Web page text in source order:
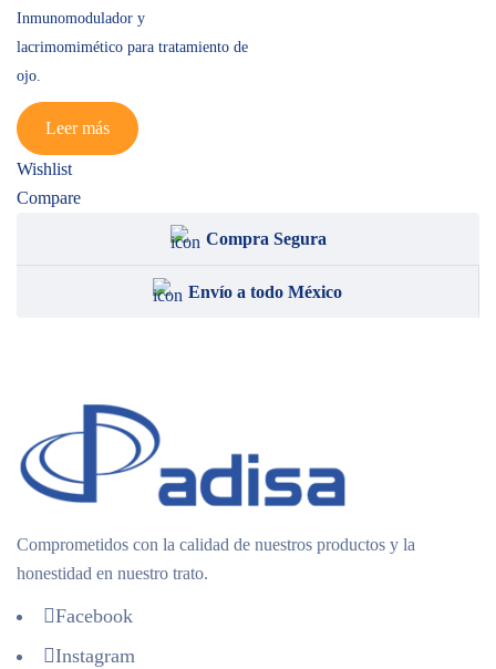
Inmunomodulador y
lacrimomimético para tratamiento de
ojo.
Leer más
Wishlist
Compare
Compra Segura
Envío a todo México
Comprometidos con la calidad de nuestros productos y la
honestidad en nuestro trato.
Facebook
Instagram